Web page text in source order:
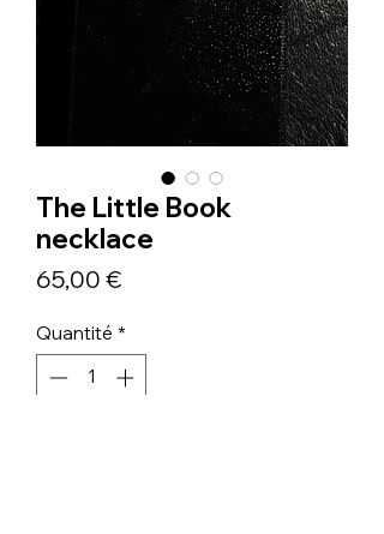
The Little Book
necklace
65,00 €Prix
Quantité *